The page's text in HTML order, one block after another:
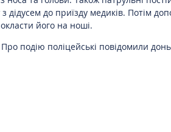
дідусем до приїзду медиків. Потім
його на ноші.
подію поліцейські повідомили